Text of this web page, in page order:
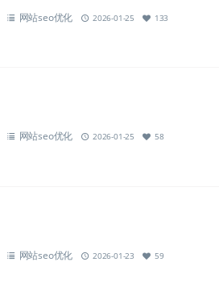
网站seo优化 2026-01-25 133
网站seo优化 2026-01-25 58
网站seo优化 2026-01-23 59